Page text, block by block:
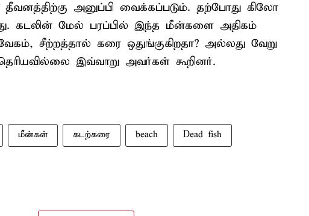
தீவனத்திற்கு அனுப்பி வைக்கப்படும். தற்போது கிலோ
கடலின் மேல் பரப்பில் இந்த மீன்களை அதிகம்
சீற்றத்தால் கரை ஒதுங்குகிறதா? அல்லது வேறு
இவ்வாறு அவர்கள் கூறினர்.
மீன்கள் கடற்கரை beach Dead fish